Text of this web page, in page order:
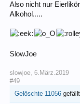
Also nicht nur
Alkohol.....
SlowJoe
slowjoe, 6.März.2019
#49
Gelöschte 11056